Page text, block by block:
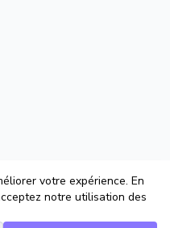
votre expérience. En
notre utilisation des